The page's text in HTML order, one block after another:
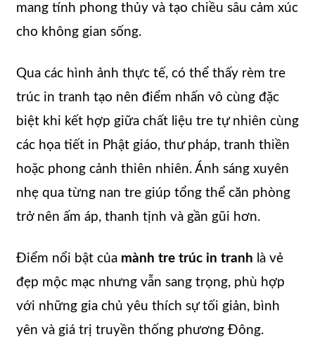
mang tính phong thủy và tạo chiều sâu cảm xúc
cho không gian sống.
Qua các hình ảnh thực tế, có thể thấy rèm tre
trúc in tranh tạo nên điểm nhấn vô cùng đặc
biệt khi kết hợp giữa chất liệu tre tự nhiên cùng
các họa tiết in Phật giáo, thư pháp, tranh thiền
hoặc phong cảnh thiên nhiên. Ánh sáng xuyên
nhẹ qua từng nan tre giúp tổng thể căn phòng
trở nên ấm áp, thanh tịnh và gần gũi hơn.
Điểm nổi bật của mành tre trúc in tranh là vẻ
đẹp mộc mạc nhưng vẫn sang trọng, phù hợp
với những gia chủ yêu thích sự tối giản, bình
yên và giá trị truyền thống phương Đông.